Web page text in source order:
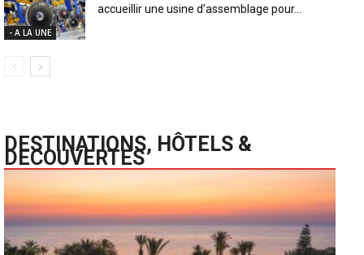
- A LA UNE
accueillir une usine d’assemblage pour...
DESTINATIONS, HÔTELS &
DECOUVERTES